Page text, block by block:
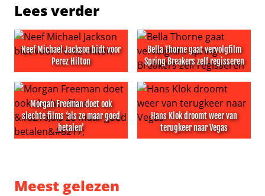
Lees verder
Neef Michael Jackson bidt voor
Perez Hilton
Neef Michael Jackson bidt voor Perez Hilton
Bella Thorne gaat vervolgfilm
Spring Breakers zelf regisseren
Bella Thorne gaat
Morgan Freeman doet ook
slechte films ‘als ze maar goed
betalen’
Hans Klok droomt weer van
terugkeer naar Vegas
Meest gelezen